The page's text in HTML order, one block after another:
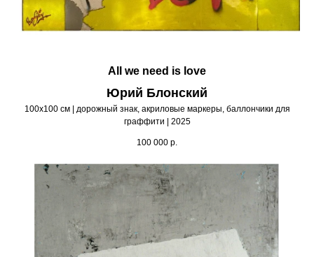
All we need is love
Юрий Блонский
100х100 см | дорожный знак, акриловые маркеры, баллончики для
граффити | 2025
100 000 р.